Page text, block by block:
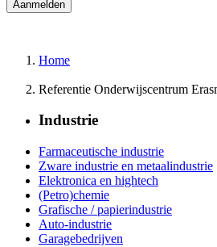
Home
Referentie Onderwijscentrum
Industrie
Farmaceutische industrie
Zware industrie en metaalindustrie
Elektronica en hightech
(Petro)chemie
Grafische / papierindustrie
Auto-industrie
Garagebedrijven